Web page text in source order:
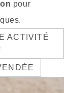
pour
ACTIVITÉ